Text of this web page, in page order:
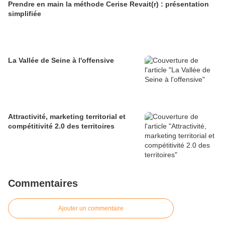
Prendre en main la méthode Cerise Revait(r) : présentation
simplifiée
La Vallée de Seine à l'offensive
Attractivité, marketing territorial et
compétitivité 2.0 des territoires
Commentaires
Ajouter un commentaire